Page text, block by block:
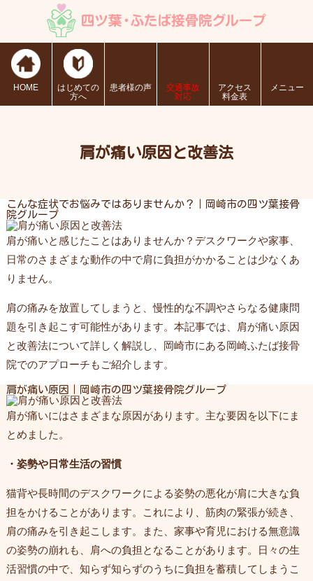
HOME
はじめての
方へ
患者様の声
交通事故
対応
アクセス
料金表
メニュー
肩が痛い原因と改善法
こんな症状でお悩みではありませんか？｜岡崎市の四ツ葉接骨
院グループ
肩が痛いと感じたことはありませんか？デスクワークや家事、
日常のさまざまな動作の中で肩に負担がかかることは少なくあ
りません。
肩の痛みを放置してしまうと、慢性的な不調やさらなる健康問
題を引き起こす可能性があります。本記事では、肩が痛い原因
と改善法について詳しく解説し、岡崎市にある岡崎ふたば接骨
院でのアプローチもご紹介します。
肩が痛い原因｜岡崎市の四ツ葉接骨院グループ
肩が痛いにはさまざまな原因があります。主な要因を以下にま
とめました。
・姿勢や日常生活の習慣
猫背や長時間のデスクワークによる姿勢の悪化が肩に大きな負
担をかけることがあります。これにより、筋肉の緊張が続き、
肩の痛みを引き起こします。また、家事や育児における無意識
の姿勢の崩れも、肩への負担となることがあります。日々の生
活習慣の中で、知らず知らずのうちに負担を蓄積してしまうこ